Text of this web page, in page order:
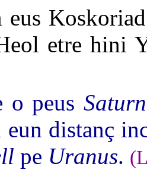
eus
etre hini
o peus Saturn
eun distanç
pe Uranus. (